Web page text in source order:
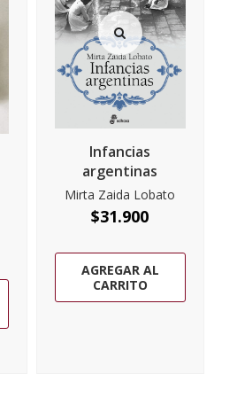
Infancias
argentinas
Mirta Zaida Lobato
$31.900
AGREGAR AL
CARRITO